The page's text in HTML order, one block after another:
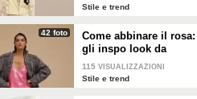
Stile e trend
42 foto
Come abbinare il rosa:
gli inspo look da
copiare
115 VISUALIZZAZIONI
Stile e trend